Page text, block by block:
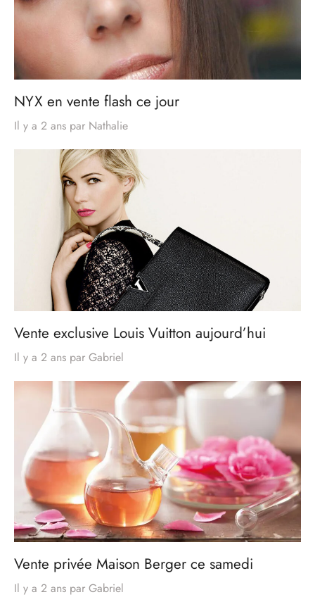
NYX en vente flash ce jour
Il y a 2 ans par Nathalie
Vente exclusive Louis Vuitton aujourd’hui
Il y a 2 ans par Gabriel
Vente privée Maison Berger ce samedi
Il y a 2 ans par Gabriel